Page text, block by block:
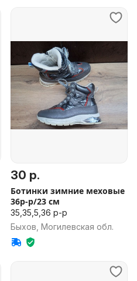
30 р.
Ботинки зимние меховые
36р-р/23 см
35,35,5,36 р-р
Быхов, Могилевская обл.